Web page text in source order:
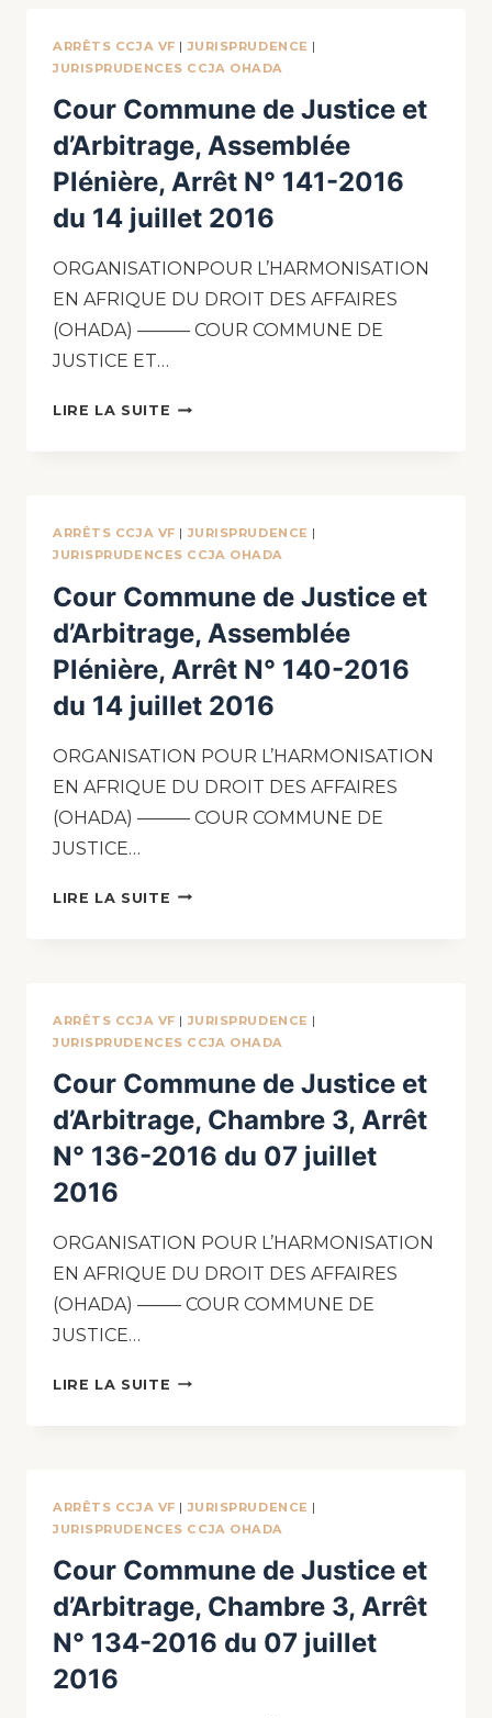
ARRÊTS CCJA VF |JURISPRUDENCE |
JURISPRUDENCES CCJA OHADA
Cour Commune de Justice et
d’Arbitrage, Assemblée
Plénière, Arrêt N° 141-2016
du 14 juillet 2016
ORGANISATIONPOUR L’HARMONISATION
EN AFRIQUE DU DROIT DES AFFAIRES
(OHADA) ——— COUR COMMUNE DE
JUSTICE ET…
LIRE LA SUITE
ARRÊTS CCJA VF |JURISPRUDENCE |
JURISPRUDENCES CCJA OHADA
Cour Commune de Justice et
d’Arbitrage, Assemblée
Plénière, Arrêt N° 140-2016
du 14 juillet 2016
ORGANISATION POUR L’HARMONISATION
EN AFRIQUE DU DROIT DES AFFAIRES
(OHADA) ——— COUR COMMUNE DE
JUSTICE…
LIRE LA SUITE
ARRÊTS CCJA VF |JURISPRUDENCE |
JURISPRUDENCES CCJA OHADA
Cour Commune de Justice et
d’Arbitrage, Chambre 3, Arrêt
N° 136-2016 du 07 juillet
2016
ORGANISATION POUR L’HARMONISATION
EN AFRIQUE DU DROIT DES AFFAIRES
(OHADA) ——– COUR COMMUNE DE
JUSTICE…
LIRE LA SUITE
ARRÊTS CCJA VF |JURISPRUDENCE |
JURISPRUDENCES CCJA OHADA
Cour Commune de Justice et
d’Arbitrage, Chambre 3, Arrêt
N° 134-2016 du 07 juillet
2016